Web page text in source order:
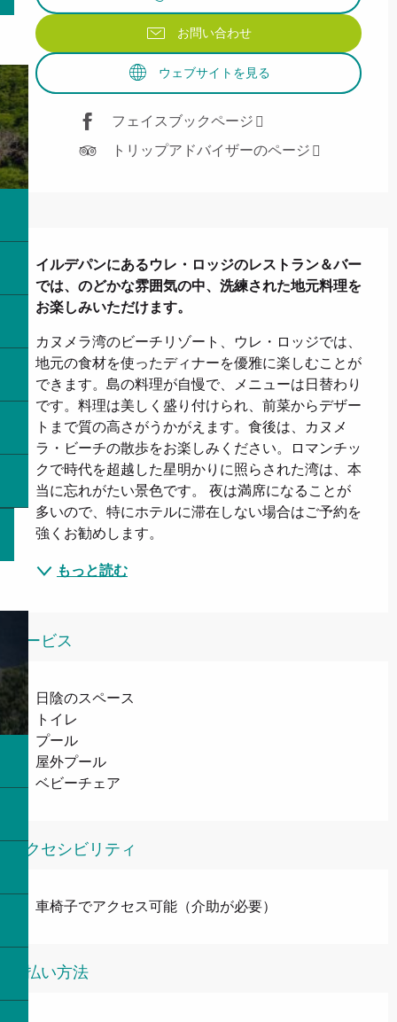
お問い合わせ
ウェブサイトを見る
フェイスブックページ
トリップアドバイザーのページ
説明
イルデパンにあるウレ・ロッジのレストラン＆バー
では、のどかな雰囲気の中、洗練された地元料理を
お楽しみいただけます。
カヌメラ湾のビーチリゾート、ウレ・ロッジでは、
地元の食材を使ったディナーを優雅に楽しむことが
できます。島の料理が自慢で、メニューは日替わり
です。料理は美しく盛り付けられ、前菜からデザー
トまで質の高さがうかがえます。食後は、カヌメ
ラ・ビーチの散歩をお楽しみください。ロマンチッ
クで時代を超越した星明かりに照らされた湾は、本
当に忘れがたい景色です。 夜は満席になることが
多いので、特にホテルに滞在しない場合はご予約を
強くお勧めします。
もっと読む
サービス
日陰のスペース
トイレ
プール
屋外プール
ベビーチェア
アクセシビリティ
車椅子でアクセス可能（介助が必要）
支払い方法